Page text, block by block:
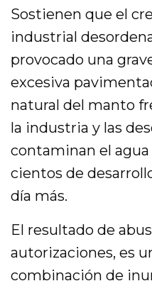
Sostienen que el
industrial
provocado una
excesiva
natural del manto
la industria y las
contaminan el
cientos de
día más.
El resultado de
autorizaciones, es
combinación de